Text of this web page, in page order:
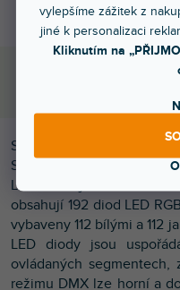
vylepšíme zážitek z
jiné k personalizaci
Kliknutím na
Objednej do
STB448 Strobe BAR je
SMD LED diodami,
LED BAR je rozdělen
obsahují 192 diod LED
vybaveny 112 bílými a 112
LED diody jsou
ovládaných
režimu DMX lze horní a